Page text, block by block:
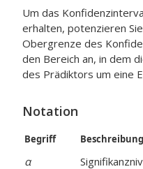
Um das
erhalten, potenzieren
Obergrenze des
den Bereich an, in dem
des Prädiktors um eine
Notation
Begriff Beschreibung
α